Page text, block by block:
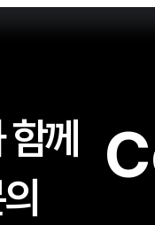
께